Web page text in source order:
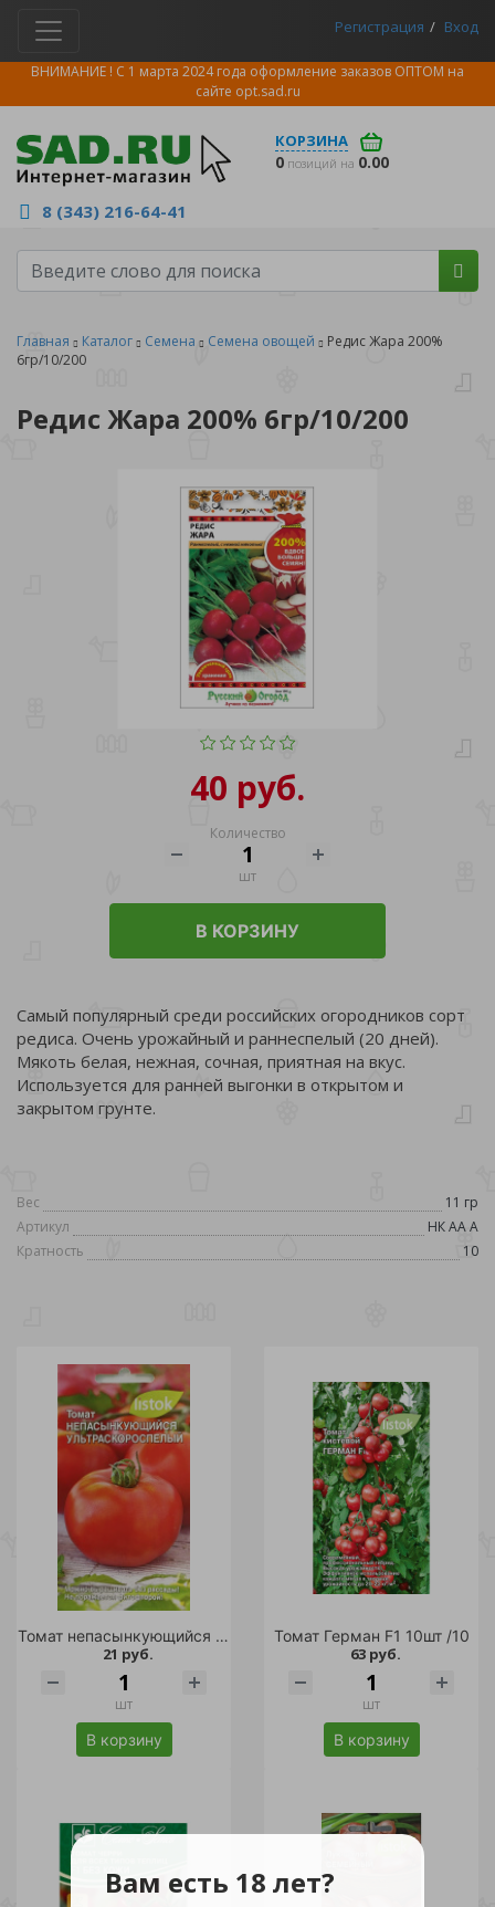
Вам есть 18 лет?
Регистрация Вход
ВНИМАНИЕ ! С 1 марта 2024 года оформление заказов ОПТОМ на
сайте opt.sad.ru
КОРЗИНА
0 позиций на 0.00
8 (343) 216-64-41
Главная Каталог Семена Семена овощей
Редис Жара 200%
6гр/10/200
Редис Жара 200% 6гр/10/200
40 руб.
Количество
шт
В КОРЗИНУ
Самый популярный среди российских огородников сорт
редиса. Очень урожайный и раннеспелый (20 дней).
Мякоть белая, нежная, сочная, приятная на вкус.
Используется для ранней выгонки в открытом и
закрытом грунте.
Вес
11 гр
Артикул
НК АА А
Кратность
10
Томат непасынкующийся Ультраскороспелый 20шт /10
21 руб.
шт
В корзину
Томат Герман F1 10шт /10
63 руб.
шт
В корзину